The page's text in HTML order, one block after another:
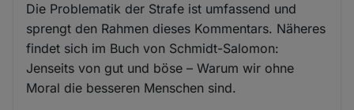
Die Problematik der Strafe ist umfassend und
sprengt den Rahmen dieses Kommentars. Näheres
findet sich im Buch von Schmidt-Salomon:
Jenseits von gut und böse – Warum wir ohne
Moral die besseren Menschen sind.